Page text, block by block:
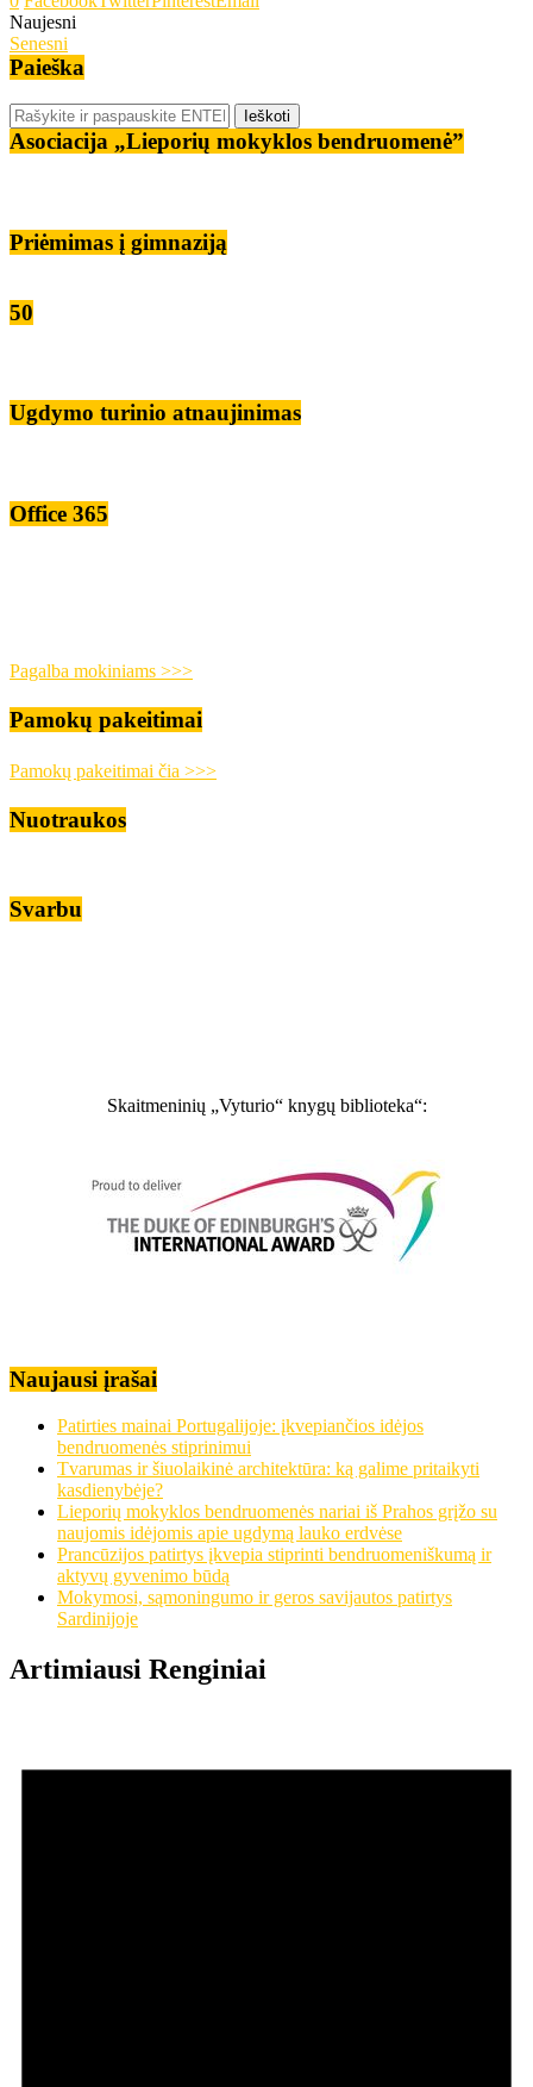
Naujesni
Senesni
Paieška
Asociacija „Lieporių mokyklos bendruomenė”
Priėmimas į gimnaziją
50
Ugdymo turinio atnaujinimas
Office 365
Pagalba mokiniams >>>
Pamokų pakeitimai
Pamokų pakeitimai čia >>>
Nuotraukos
Svarbu
Skaitmeninių „Vyturio“ knygų biblioteka“:
Naujausi įrašai
Patirties mainai Portugalijoje: įkvepiančios idėjos
bendruomenės stiprinimui
Tvarumas ir šiuolaikinė architektūra: ką galime pritaikyti
kasdienybėje?
Lieporių mokyklos bendruomenės nariai iš Prahos grįžo su
naujomis idėjomis apie ugdymą lauko erdvėse
Prancūzijos patirtys įkvepia stiprinti bendruomeniškumą ir
aktyvų gyvenimo būdą
Mokymosi, sąmoningumo ir geros savijautos patirtys
Sardinijoje
Artimiausi Renginiai